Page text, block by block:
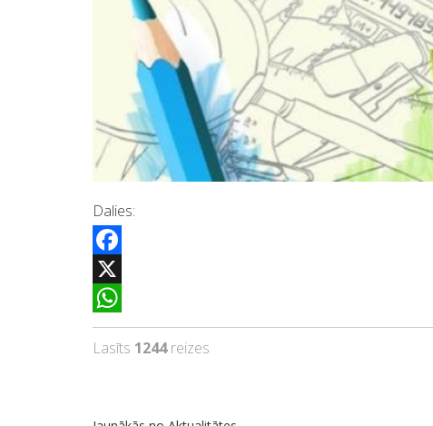
Dalies:
Facebook
X
WhatsApp
Lasīts 1244reizes